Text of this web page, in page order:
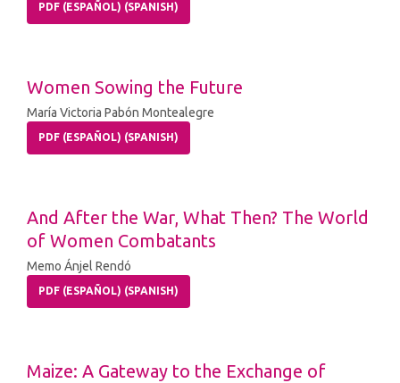
PDF (ESPAÑOL) (SPANISH)
Women Sowing the Future
María Victoria Pabón Montealegre
PDF (ESPAÑOL) (SPANISH)
And After the War, What Then? The World
of Women Combatants
Memo Ánjel Rendó
PDF (ESPAÑOL) (SPANISH)
Maize: A Gateway to the Exchange of